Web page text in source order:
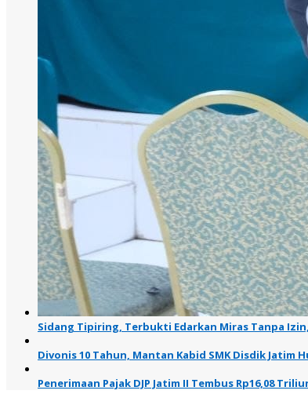
Sidang Tipiring, Terbukti Edarkan Miras Tanpa
Divonis 10 Tahun, Mantan Kabid SMK Disdik Jatim
Penerimaan Pajak DJP Jatim II Tembus Rp16,08